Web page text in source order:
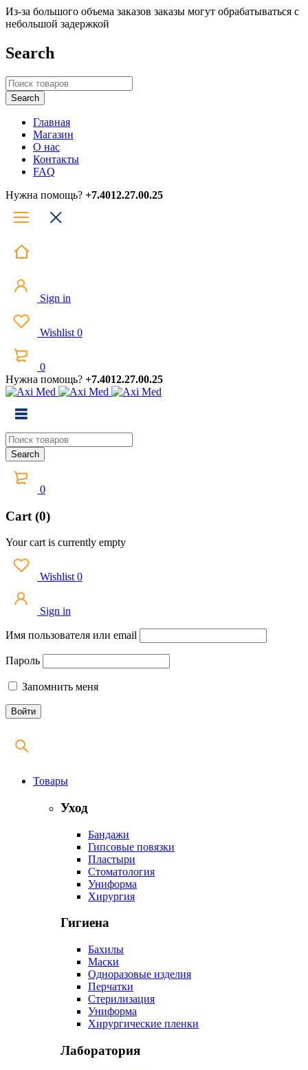
Из-за большого объема заказов заказы могут обрабатываться с
небольшой задержкой
Search
Главная
Магазин
О нас
Контакты
FAQ
Нужна помощь? +7.4012.27.00.25
Sign in
Wishlist 0
0
Нужна помощь? +7.4012.27.00.25
0
Cart (0)
Your cart is currently empty
Wishlist 0
Sign in
Имя пользователя или email
Пароль
Запомнить меня
Товары
Уход
Бандажи
Гипсовые повязки
Пластыри
Стоматология
Униформа
Хирургия
Гигиена
Бахилы
Маски
Одноразовые изделия
Перчатки
Стерилизация
Униформа
Хирургические пленки
Лаборатория